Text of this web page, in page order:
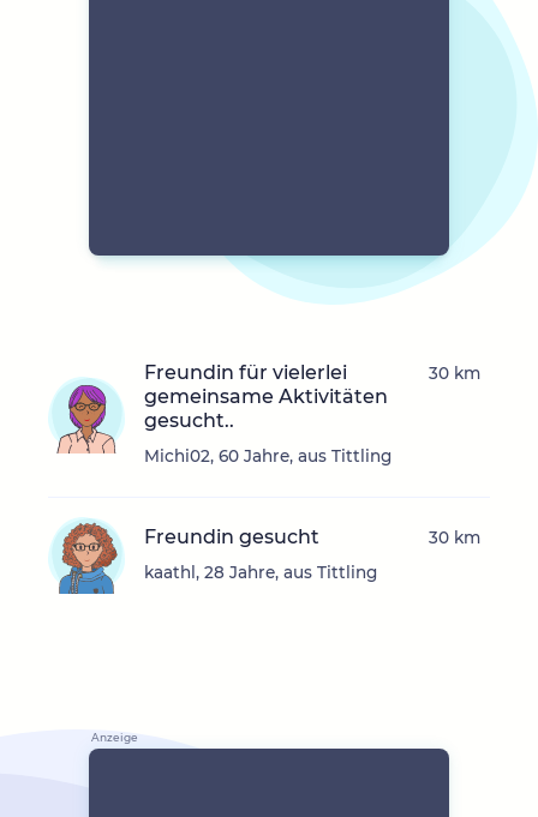
Freundin für vielerlei
gemeinsame Aktivitäten
gesucht..
Michi02, 60 Jahre, aus Tittling
30 km
Freundin gesucht
kaathl, 28 Jahre, aus Tittling
30 km